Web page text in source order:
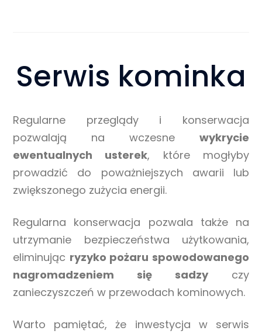
Serwis kominka
Regularne przeglądy i konserwacja
pozwalają na wczesne wykrycie
ewentualnych usterek, które mogłyby
prowadzić do poważniejszych awarii lub
zwiększonego zużycia energii.
Regularna konserwacja pozwala także na
utrzymanie bezpieczeństwa użytkowania,
eliminując ryzyko pożaru spowodowanego
nagromadzeniem się sadzyczy
zanieczyszczeń w przewodach kominowych.
Warto pamiętać, że inwestycja w serwis